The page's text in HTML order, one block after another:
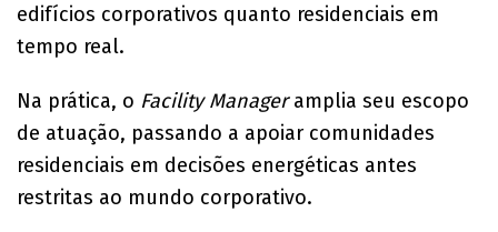
edifícios corporativos quanto residenciais em
tempo real.
Na prática, o Facility Manageramplia seu escopo
de atuação, passando a apoiar comunidades
residenciais em decisões energéticas antes
restritas ao mundo corporativo.